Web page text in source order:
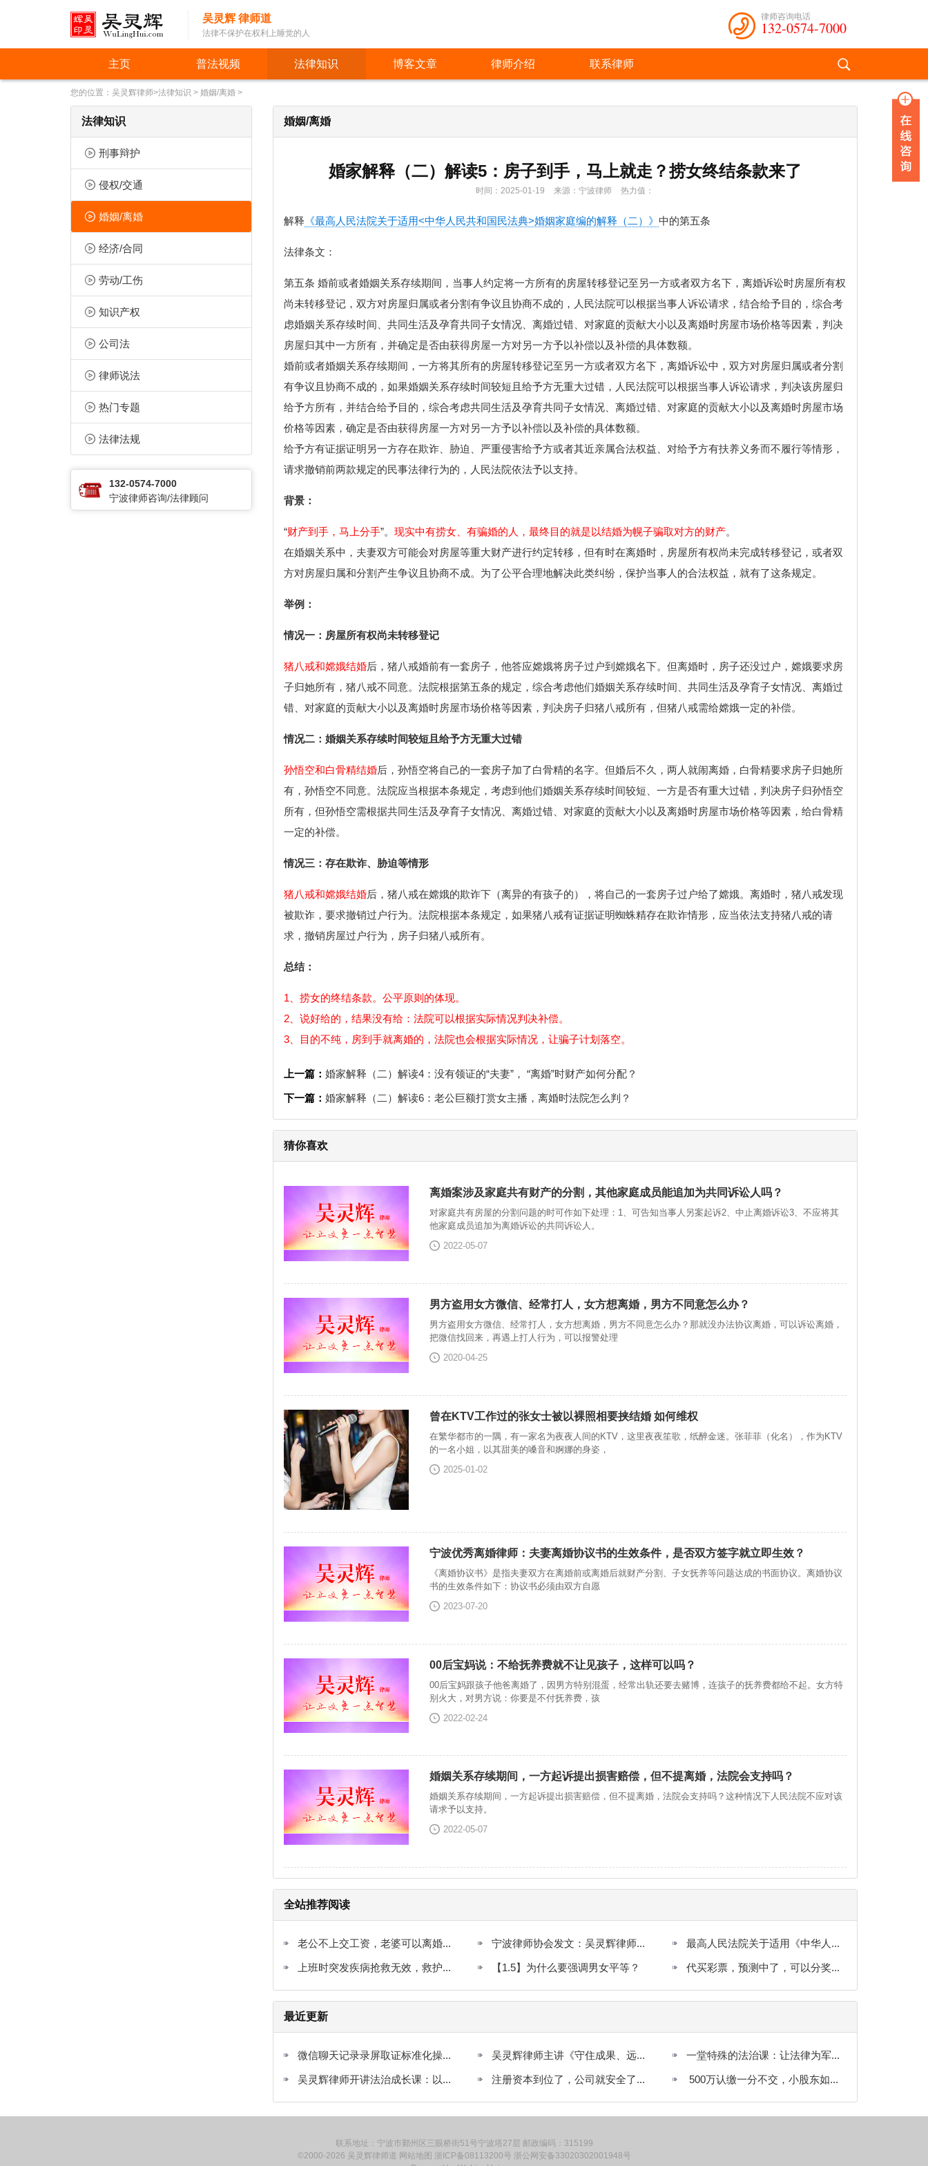
吴灵辉 律师道
法律不保护在权利上睡觉的人
律师咨询电话
132-0574-7000
主页 普法视频 法律知识 博客文章 律师介绍 联系律师
您的位置： 吴灵辉律师>法律知识 > 婚姻/离婚 >
法律知识
刑事辩护
侵权/交通
婚姻/离婚
经济/合同
劳动/工伤
知识产权
公司法
律师说法
热门专题
法律法规
132-0574-7000
宁波律师咨询/法律顾问
婚姻/离婚
婚家解释（二）解读5：房子到手，马上就走？捞女终结条款来了
时间：2025-01-19 来源：宁波律师 热力值：
解释 《最高人民法院关于适用<中华人民共和国民法典>婚姻家庭编的解释（二）》 中的第五条
法律条文：
第五条 婚前或者婚姻关系存续期间，当事人约定将一方所有的房屋转移登记至另一方或者双方名下，离婚诉讼时房屋所有权
尚未转移登记，双方对房屋归属或者分割有争议且协商不成的，人民法院可以根据当事人诉讼请求，结合给予目的，综合考
虑婚姻关系存续时间、共同生活及孕育共同子女情况、离婚过错、对家庭的贡献大小以及离婚时房屋市场价格等因素，判决
房屋归其中一方所有，并确定是否由获得房屋一方对另一方予以补偿以及补偿的具体数额。
婚前或者婚姻关系存续期间，一方将其所有的房屋转移登记至另一方或者双方名下，离婚诉讼中，双方对房屋归属或者分割
有争议且协商不成的，如果婚姻关系存续时间较短且给予方无重大过错，人民法院可以根据当事人诉讼请求，判决该房屋归
给予方所有，并结合给予目的，综合考虑共同生活及孕育共同子女情况、离婚过错、对家庭的贡献大小以及离婚时房屋市场
价格等因素，确定是否由获得房屋一方对另一方予以补偿以及补偿的具体数额。
给予方有证据证明另一方存在欺诈、胁迫、严重侵害给予方或者其近亲属合法权益、对给予方有扶养义务而不履行等情形，
请求撤销前两款规定的民事法律行为的，人民法院依法予以支持。
背景：
“财产到手，马上分手”。 现实中有捞女、有骗婚的人，最终目的就是以结婚为幌子骗取对方的财产。
在婚姻关系中，夫妻双方可能会对房屋等重大财产进行约定转移，但有时在离婚时，房屋所有权尚未完成转移登记，或者双
方对房屋归属和分割产生争议且协商不成。为了公平合理地解决此类纠纷，保护当事人的合法权益，就有了这条规定。
举例：
情况一：房屋所有权尚未转移登记
猪八戒和嫦娥结婚后，猪八戒婚前有一套房子，他答应嫦娥将房子过户到嫦娥名下。但离婚时，房子还没过户，嫦娥要求房
子归她所有，猪八戒不同意。法院根据第五条的规定，综合考虑他们婚姻关系存续时间、共同生活及孕育子女情况、离婚过
错、对家庭的贡献大小以及离婚时房屋市场价格等因素，判决房子归猪八戒所有，但猪八戒需给嫦娥一定的补偿。
情况二：婚姻关系存续时间较短且给予方无重大过错
孙悟空和白骨精结婚后，孙悟空将自己的一套房子加了白骨精的名字。但婚后不久，两人就闹离婚，白骨精要求房子归她所
有，孙悟空不同意。法院应当根据本条规定，考虑到他们婚姻关系存续时间较短、一方是否有重大过错，判决房子归孙悟空
所有，但孙悟空需根据共同生活及孕育子女情况、离婚过错、对家庭的贡献大小以及离婚时房屋市场价格等因素，给白骨精
一定的补偿。
情况三：存在欺诈、胁迫等情形
猪八戒和嫦娥结婚后，猪八戒在嫦娥的欺诈下（离异的有孩子的），将自己的一套房子过户给了嫦娥。离婚时，猪八戒发现
被欺诈，要求撤销过户行为。法院根据本条规定，如果猪八戒有证据证明蜘蛛精存在欺诈情形，应当依法支持猪八戒的请
求，撤销房屋过户行为，房子归猪八戒所有。
总结：
1、捞女的终结条款。公平原则的体现。
2、说好给的，结果没有给：法院可以根据实际情况判决补偿。
3、目的不纯，房到手就离婚的，法院也会根据实际情况，让骗子计划落空。
上一篇： 婚家解释（二）解读4：没有领证的“夫妻”， “离婚”时财产如何分配？
下一篇： 婚家解释（二）解读6：老公巨额打赏女主播，离婚时法院怎么判？
猜你喜欢
离婚案涉及家庭共有财产的分割，其他家庭成员能追加为共同诉讼人吗？
对家庭共有房屋的分割问题的时可作如下处理：1、可告知当事人另案起诉2、中止离婚诉讼3、不应将其
他家庭成员追加为离婚诉讼的共同诉讼人。
2022-05-07
男方盗用女方微信、经常打人，女方想离婚，男方不同意怎么办？
男方盗用女方微信、经常打人，女方想离婚，男方不同意怎么办？那就没办法协议离婚，可以诉讼离婚，
把微信找回来，再遇上打人行为，可以报警处理
2020-04-25
曾在KTV工作过的张女士被以裸照相要挟结婚 如何维权
在繁华都市的一隅，有一家名为夜夜人间的KTV，这里夜夜笙歌，纸醉金迷。张菲菲（化名），作为KTV
的一名小姐，以其甜美的嗓音和婀娜的身姿，
2025-01-02
宁波优秀离婚律师：夫妻离婚协议书的生效条件，是否双方签字就立即生效？
《离婚协议书》是指夫妻双方在离婚前或离婚后就财产分割、子女抚养等问题达成的书面协议。离婚协议
书的生效条件如下：协议书必须由双方自愿
2023-07-20
00后宝妈说：不给抚养费就不让见孩子，这样可以吗？
00后宝妈跟孩子他爸离婚了，因男方特别混蛋，经常出轨还要去赌博，连孩子的抚养费都给不起。女方特
别火大，对男方说：你要是不付抚养费，孩
2022-02-24
婚姻关系存续期间，一方起诉提出损害赔偿，但不提离婚，法院会支持吗？
婚姻关系存续期间，一方起诉提出损害赔偿，但不提离婚，法院会支持吗？这种情况下人民法院不应对该
请求予以支持。
2022-05-07
全站推荐阅读
老公不上交工资，老婆可以离婚... 宁波律师协会发文：吴灵辉律师... 最高人民法院关于适用《中华人...
上班时突发疾病抢救无效，救护... 【1.5】为什么要强调男女平等？ 代买彩票，预测中了，可以分奖...
最近更新
微信聊天记录录屏取证标准化操... 吴灵辉律师主讲《守住成果、远... 一堂特殊的法治课：让法律为军...
吴灵辉律师开讲法治成长课：以... 注册资本到位了，公司就安全了... 500万认缴一分不交，小股东如...
联系地址：宁波市鄞州区三眼桥街51号宁波塔27层 邮政编码：315199
©2000-2026 吴灵辉律师道 网站地图 浙ICP备08113200号 浙公网安备33020302001948号